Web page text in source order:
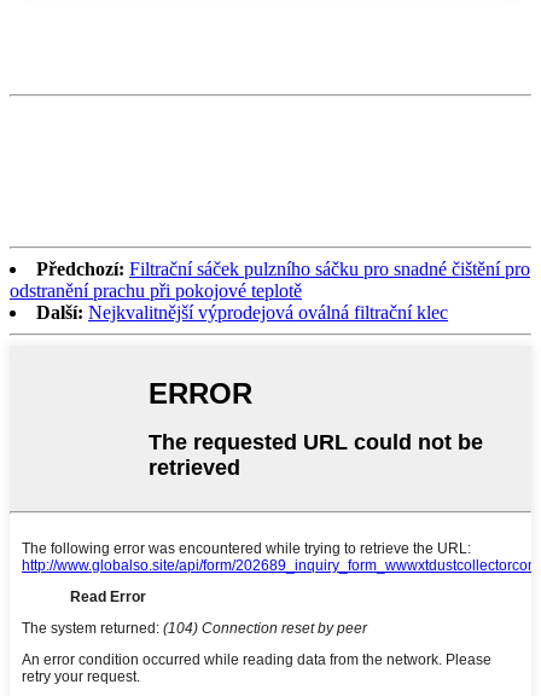
Předchozí: Filtrační sáček pulzního sáčku pro snadné čištění pro
odstranění prachu při pokojové teplotě
Další: Nejkvalitnější výprodejová oválná filtrační klec